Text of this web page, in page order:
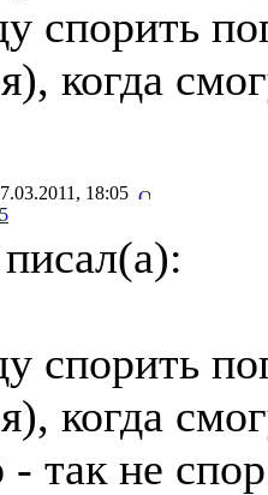
спорить
когда
18:05
спорить
когда
- так не